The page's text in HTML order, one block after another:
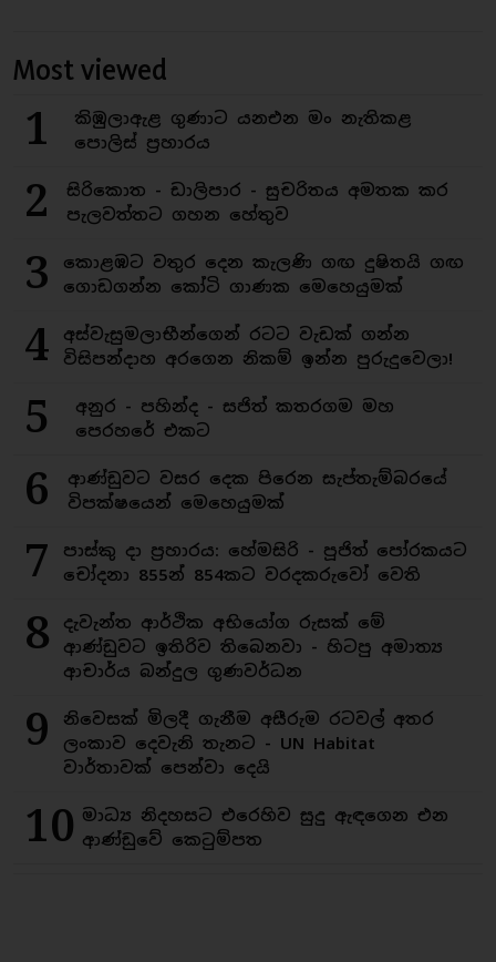
Most viewed
1
කිඹුලාඇළ ගුණාට යනඑන මං නැතිකළ
පොලිස් ප්‍රහාරය
2
සිරිකොත - ඩාලිපාර - සුචරිතය අමතක කර
පැලවත්තට ගහන හේතුව
3
කොළඹට වතුර දෙන කැලණි ගඟ දුෂිතයි ගඟ
ගොඩගන්න කෝටි ගාණක මෙහෙයුමක්
4
අස්වැසුමලාභීන්ගෙන් රටට වැඩක් ගන්න
විසිපන්දාහ අරගෙන නිකම් ඉන්න පුරුදුවෙලා!
5
අනුර - පහින්ද - සජිත් කතරගම මහ
පෙරහරේ එකට
6
ආණ්ඩුවට වසර දෙක පිරෙන සැප්තැම්බරයේ
විපක්ෂයෙන් මෙහෙයුමක්
7
පාස්කු දා ප්‍රහාරය: හේමසිරි - පූජිත් පෝරකයට
චෝදනා 855න් 854කට වරදකරුවෝ වෙති
8
දැවැන්ත ආර්ථික අභියෝග රුසක් මේ
ආණ්ඩුවට ඉතිරිව තිබෙනවා - හිටපු අමාත්‍ය
ආචාර්ය බන්දුල ගුණවර්ධන
9
නිවෙසක් මිලදී ගැනීම අසීරුම රටවල් අතර
ලංකාව දෙවැනි තැනට - UN Habitat
වාර්තාවක් පෙන්වා දෙයි
10 මාධ්‍ය නිදහසට එරෙහිව සුදු ඇඳගෙන එන
ආණ්ඩුවේ කෙටුම්පත